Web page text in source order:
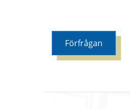
Förfrågan